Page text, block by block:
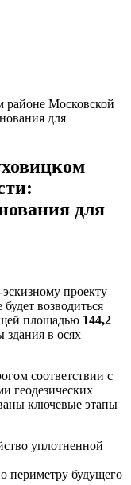
районе Московской
для
для
проекту
возводиться
площадью 144,2
здания в осях
соответствии с
геодезических
ключевые этапы
уплотненной
периметру будущего